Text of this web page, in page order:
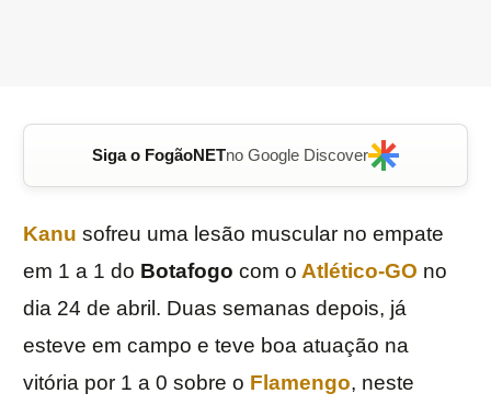
Siga o FogãoNETno Google Discover
Kanu sofreu uma lesão muscular no empate
em 1 a 1 do Botafogo com o Atlético-GO no
dia 24 de abril. Duas semanas depois, já
esteve em campo e teve boa atuação na
vitória por 1 a 0 sobre o Flamengo, neste